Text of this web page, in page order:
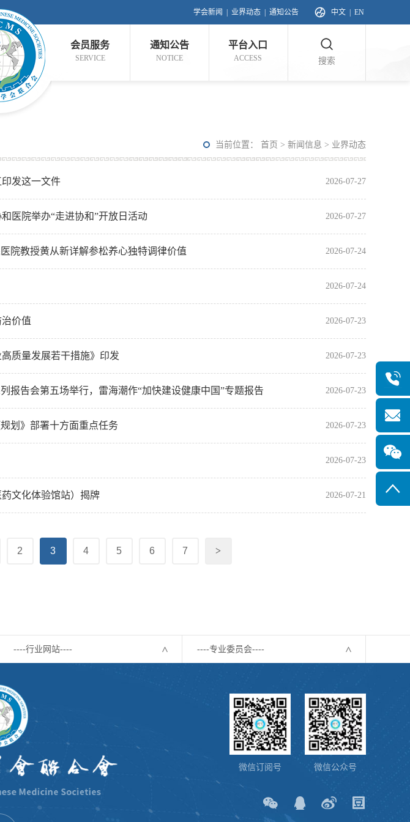
学会新闻 业界动态 通知公告 中文 EN
会员服务
SERVICE
通知公告
NOTICE
平台入口
ACCESS 搜索
当前位置： 首页 > 新闻信息 > 业界动态
2026-07-27
发这一文件
2026-07-27
医院举办“走进协和”开放日活动
2026-07-24
院教授黄从新详解参松养心独特调律价值
2026-07-24
2026-07-23
价值
2026-07-23
质量发展若干措施》印发
2026-07-23
报告会第五场举行，雷海潮作“加快建设健康中国”专题报告
2026-07-23
划》部署十方面重点任务
2026-07-23
2026-07-21
文化体验馆站）揭牌
2 3 4 5 6 7 >
----行业网站---- ----专业委员会----
微信订阅号 微信公众号